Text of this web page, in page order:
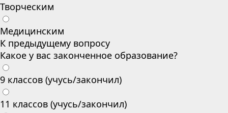
Творческим
Медицинским
К предыдущему вопросу
Какое у вас законченное образование?
9 классов (учусь/закончил)
11 классов (учусь/закончил)